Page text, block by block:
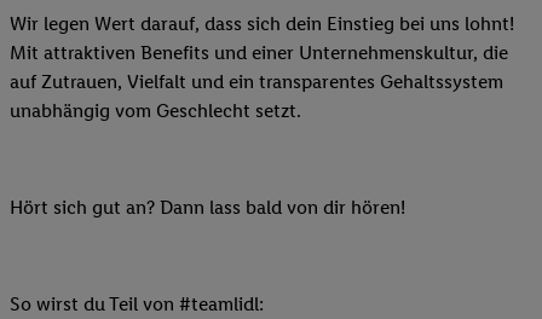
Wir legen Wert darauf, dass sich dein Einstieg bei uns lohnt!
Mit attraktiven Benefits und einer Unternehmenskultur, die
auf Zutrauen, Vielfalt und ein transparentes Gehaltssystem
unabhängig vom Geschlecht setzt.
Hört sich gut an? Dann lass bald von dir hören!
So wirst du Teil von #teamlidl: